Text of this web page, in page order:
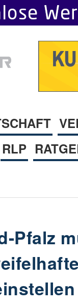
RLP
Pfalz